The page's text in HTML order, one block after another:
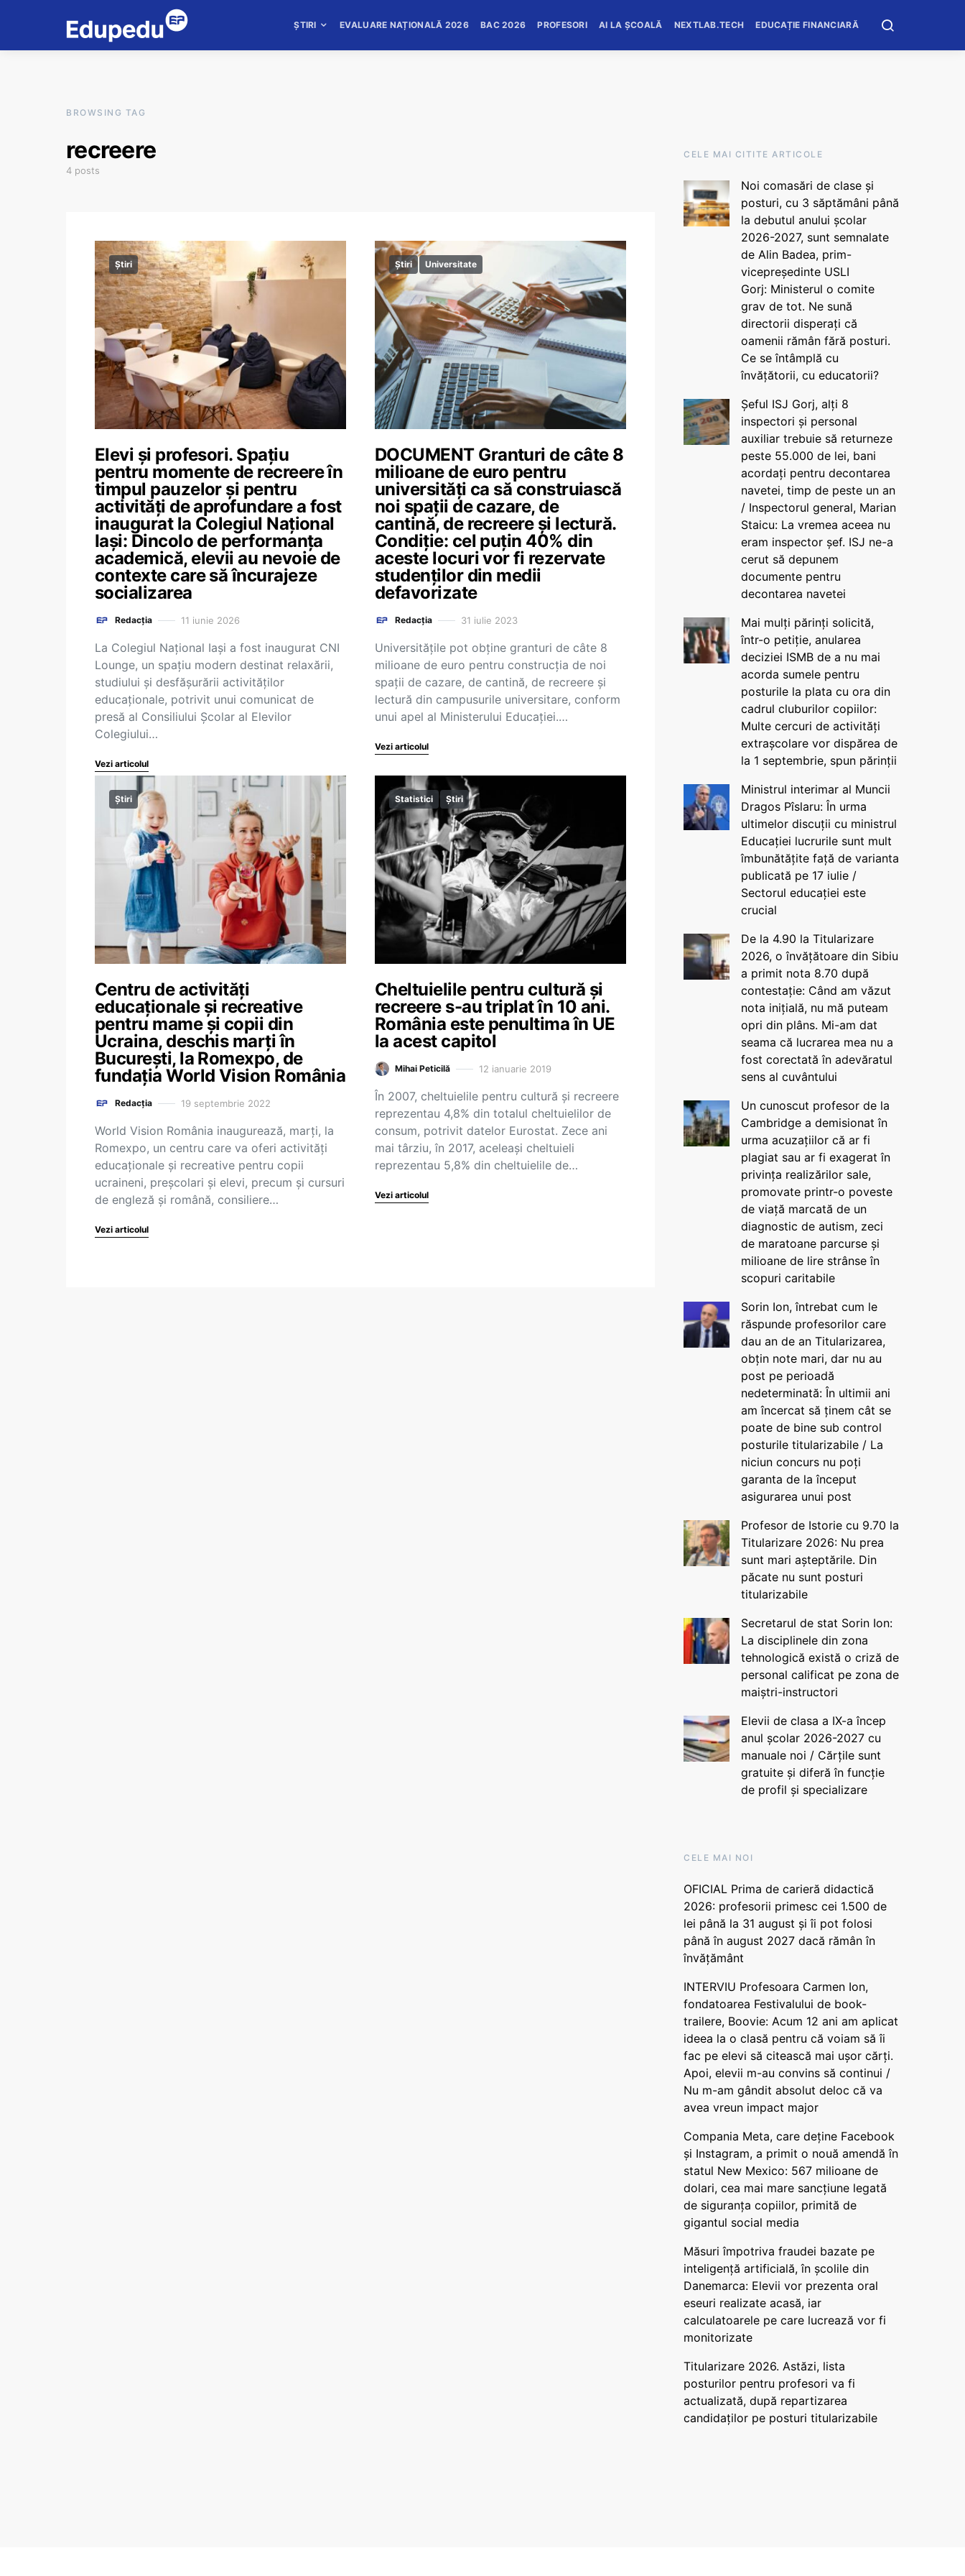
ȘTIRI EVALUARE NAȚIONALĂ 2026 BAC 2026 PROFESORI AI LA ȘCOALĂ NEXTLAB.TECH EDUCAȚIE FINANCIARĂ
BROWSING TAG
recreere
4 posts
Știri
Elevi și profesori. Spațiu
pentru momente de recreere în
timpul pauzelor și pentru
activități de aprofundare a fost
inaugurat la Colegiul Național
Iași: Dincolo de performanța
academică, elevii au nevoie de
contexte care să încurajeze
socializarea
Redacția 11 iunie 2026
La Colegiul Național Iași a fost inaugurat CNI
Lounge, un spațiu modern destinat relaxării,
studiului și desfășurării activităților
educaționale, potrivit unui comunicat de
presă al Consiliului Școlar al Elevilor
Colegiului…
Vezi articolul
Știri Universitate
DOCUMENT Granturi de câte 8
milioane de euro pentru
universități ca să construiască
noi spații de cazare, de
cantină, de recreere și lectură.
Condiție: cel puțin 40% din
aceste locuri vor fi rezervate
studenților din medii
defavorizate
Redacția 31 iulie 2023
Universitățile pot obține granturi de câte 8
milioane de euro pentru construcția de noi
spații de cazare, de cantină, de recreere și
lectură din campusurile universitare, conform
unui apel al Ministerului Educației.…
Vezi articolul
Știri
Centru de activități
educaționale și recreative
pentru mame și copii din
Ucraina, deschis marți în
București, la Romexpo, de
fundația World Vision România
Redacția 19 septembrie 2022
World Vision România inaugurează, marţi, la
Romexpo, un centru care va oferi activităţi
educaţionale şi recreative pentru copii
ucraineni, preşcolari şi elevi, precum şi cursuri
de engleză şi română, consiliere…
Vezi articolul
Statistici Știri
Cheltuielile pentru cultură și
recreere s-au triplat în 10 ani.
România este penultima în UE
la acest capitol
Mihai Peticilă 12 ianuarie 2019
În 2007, cheltuielile pentru cultură și recreere
reprezentau 4,8% din totalul cheltuielilor de
consum, potrivit datelor Eurostat. Zece ani
mai târziu, în 2017, aceleași cheltuieli
reprezentau 5,8% din cheltuielile de…
Vezi articolul
CELE MAI CITITE ARTICOLE
Noi comasări de clase și
posturi, cu 3 săptămâni până
la debutul anului școlar
2026-2027, sunt semnalate
de Alin Badea, prim-
vicepreședinte USLI
Gorj: Ministerul o comite
grav de tot. Ne sună
directorii disperați că
oamenii rămân fără posturi.
Ce se întâmplă cu
învățătorii, cu educatorii?
Șeful ISJ Gorj, alți 8
inspectori și personal
auxiliar trebuie să returneze
peste 55.000 de lei, bani
acordați pentru decontarea
navetei, timp de peste un an
/ Inspectorul general, Marian
Staicu: La vremea aceea nu
eram inspector șef. ISJ ne-a
cerut să depunem
documente pentru
decontarea navetei
Mai mulți părinți solicită,
într-o petiție, anularea
deciziei ISMB de a nu mai
acorda sumele pentru
posturile la plata cu ora din
cadrul cluburilor copiilor:
Multe cercuri de activități
extrașcolare vor dispărea de
la 1 septembrie, spun părinții
Ministrul interimar al Muncii
Dragos Pîslaru: În urma
ultimelor discuții cu ministrul
Educației lucrurile sunt mult
îmbunătățite față de varianta
publicată pe 17 iulie /
Sectorul educației este
crucial
De la 4.90 la Titularizare
2026, o învățătoare din Sibiu
a primit nota 8.70 după
contestație: Când am văzut
nota inițială, nu mă puteam
opri din plâns. Mi-am dat
seama că lucrarea mea nu a
fost corectată în adevăratul
sens al cuvântului
Un cunoscut profesor de la
Cambridge a demisionat în
urma acuzațiilor că ar fi
plagiat sau ar fi exagerat în
privința realizărilor sale,
promovate printr-o poveste
de viață marcată de un
diagnostic de autism, zeci
de maratoane parcurse și
milioane de lire strânse în
scopuri caritabile
Sorin Ion, întrebat cum le
răspunde profesorilor care
dau an de an Titularizarea,
obțin note mari, dar nu au
post pe perioadă
nedeterminată: În ultimii ani
am încercat să ținem cât se
poate de bine sub control
posturile titularizabile / La
niciun concurs nu poți
garanta de la început
asigurarea unui post
Profesor de Istorie cu 9.70 la
Titularizare 2026: Nu prea
sunt mari așteptările. Din
păcate nu sunt posturi
titularizabile
Secretarul de stat Sorin Ion:
La disciplinele din zona
tehnologică există o criză de
personal calificat pe zona de
maiștri-instructori
Elevii de clasa a IX-a încep
anul școlar 2026-2027 cu
manuale noi / Cărțile sunt
gratuite și diferă în funcție
de profil și specializare
CELE MAI NOI
OFICIAL Prima de carieră didactică
2026: profesorii primesc cei 1.500 de
lei până la 31 august și îi pot folosi
până în august 2027 dacă rămân în
învățământ
INTERVIU Profesoara Carmen Ion,
fondatoarea Festivalului de book-
trailere, Boovie: Acum 12 ani am aplicat
ideea la o clasă pentru că voiam să îi
fac pe elevi să citească mai ușor cărți.
Apoi, elevii m-au convins să continui /
Nu m-am gândit absolut deloc că va
avea vreun impact major
Compania Meta, care deține Facebook
și Instagram, a primit o nouă amendă în
statul New Mexico: 567 milioane de
dolari, cea mai mare sancțiune legată
de siguranța copiilor, primită de
gigantul social media
Măsuri împotriva fraudei bazate pe
inteligență artificială, în școlile din
Danemarca: Elevii vor prezenta oral
eseuri realizate acasă, iar
calculatoarele pe care lucrează vor fi
monitorizate
Titularizare 2026. Astăzi, lista
posturilor pentru profesori va fi
actualizată, după repartizarea
candidaților pe posturi titularizabile